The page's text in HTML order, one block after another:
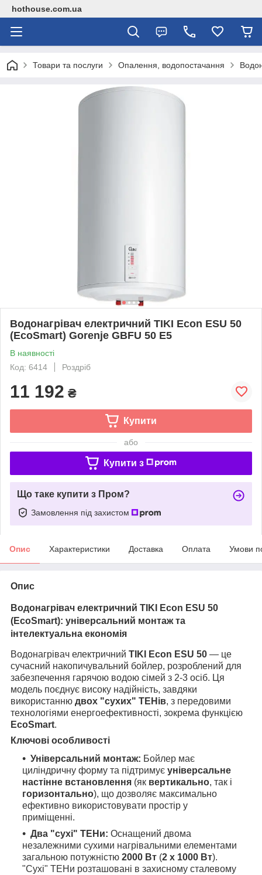
hothouse.com.ua
Товари та послуги Опалення, водопостачання
Водонагрівач електричний TIKI Econ ESU 50
(EcoSmart) Gorenje GBFU 50 E5
В наявності
Код: 6414
Роздріб
11 192 ₴
Купити
або
Купити з
Що таке купити з Пром?
Замовлення під захистом
Опис Характеристики Доставка Оплата Умови
Опис
Водонагрівач електричний TIKI Econ ESU 50
(EcoSmart): універсальний монтаж та
інтелектуальна економія
Водонагрівач електричний TIKI Econ ESU 50 — це
сучасний накопичувальний бойлер, розроблений для
забезпечення гарячою водою сімей з 2-3 осіб. Ця
модель поєднує високу надійність, завдяки
використанню двох "сухих" ТЕНів, з передовими
технологіями енергоефективності, зокрема функцією
EcoSmart.
Ключові особливості
Універсальний монтаж: Бойлер має
циліндричну форму та підтримує універсальне
настінне встановлення (як вертикально, так і
горизонтально), що дозволяє максимально
ефективно використовувати простір у
приміщенні.
Два "сухі" ТЕНи: Оснащений двома
незалежними сухими нагрівальними елементами
загальною потужністю 2000 Вт (2 х 1000 Вт).
"Сухі" ТЕНи розташовані в захисному сталевому